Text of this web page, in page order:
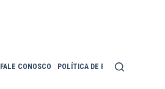
FALE CONOSCO POLÍTICA DE PRIVACIDADE